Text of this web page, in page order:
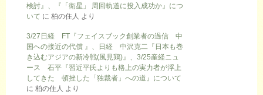
検討』、『「衛星」 周回軌道に投入成功か』につ
いて に 柏の住人 より
3/27日経 FT『フェイスブック創業者の過信 中
国への接近の代償 』、日経 中沢克二『日本も巻
き込むアジアの新冷戦(風見鶏)』、3/25産経ニュ
ース 石平『習近平氏よりも格上の実力者が浮上
してきた 頓挫した「独裁者」への道』について
に 柏の住人 より